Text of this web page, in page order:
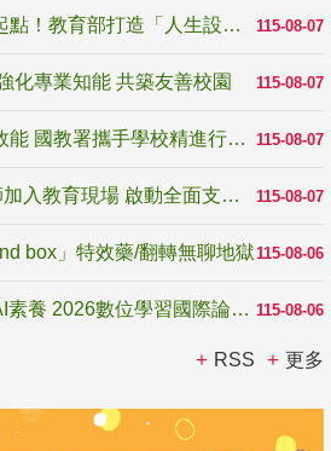
115-08-07
高齡不是終點而是夢想起點！教育部打造「人生設計夢工場」 參展第3屆高齡健康產業博覽會
115-08-07
化專業知能 共築友善校園
115-08-07
強化學習歷程檔案推動效能 國教署攜手學校精進行政與教學支持
115-08-07
迎接115學年度新進教師加入教育現場 啟動全面支持陪伴
115-08-06
box」特效藥/翻轉無聊地獄
115-08-06
匯聚全球視野深化師生AI素養 2026數位學習國際論壇高雄登場
RSS 更多